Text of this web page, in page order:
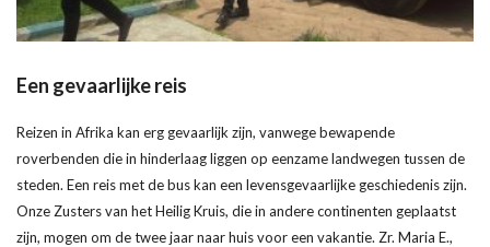
Een gevaarlijke reis
Reizen in Afrika kan erg gevaarlijk zijn, vanwege bewapende
roverbenden die in hinderlaag liggen op eenzame landwegen tussen de
steden. Een reis met de bus kan een levensgevaarlijke geschiedenis zijn.
Onze Zusters van het Heilig Kruis, die in andere continenten geplaatst
zijn, mogen om de twee jaar naar huis voor een vakantie. Zr. Maria E.,